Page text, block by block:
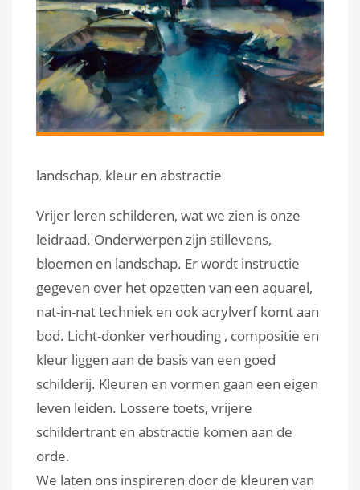
landschap, kleur en abstractie
Vrijer leren schilderen, wat we zien is onze
leidraad. Onderwerpen zijn stillevens,
bloemen en landschap. Er wordt instructie
gegeven over het opzetten van een aquarel,
nat-in-nat techniek en ook acrylverf komt aan
bod. Licht-donker verhouding , compositie en
kleur liggen aan de basis van een goed
schilderij. Kleuren en vormen gaan een eigen
leven leiden. Lossere toets, vrijere
schildertrant en abstractie komen aan de
orde.
We laten ons inspireren door de kleuren van